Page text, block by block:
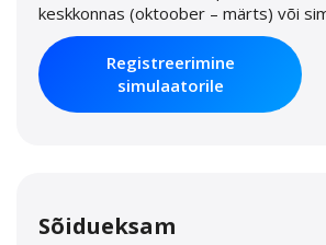
keskkonnas (oktoober – märts) või
Registreerimine
simulaatorile
Sõidueksam